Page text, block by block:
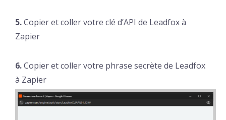
5.Copier et coller votre clé d’API de Leadfox à
Zapier
6.Copier et coller votre phrase secrète de Leadfox
à Zapier